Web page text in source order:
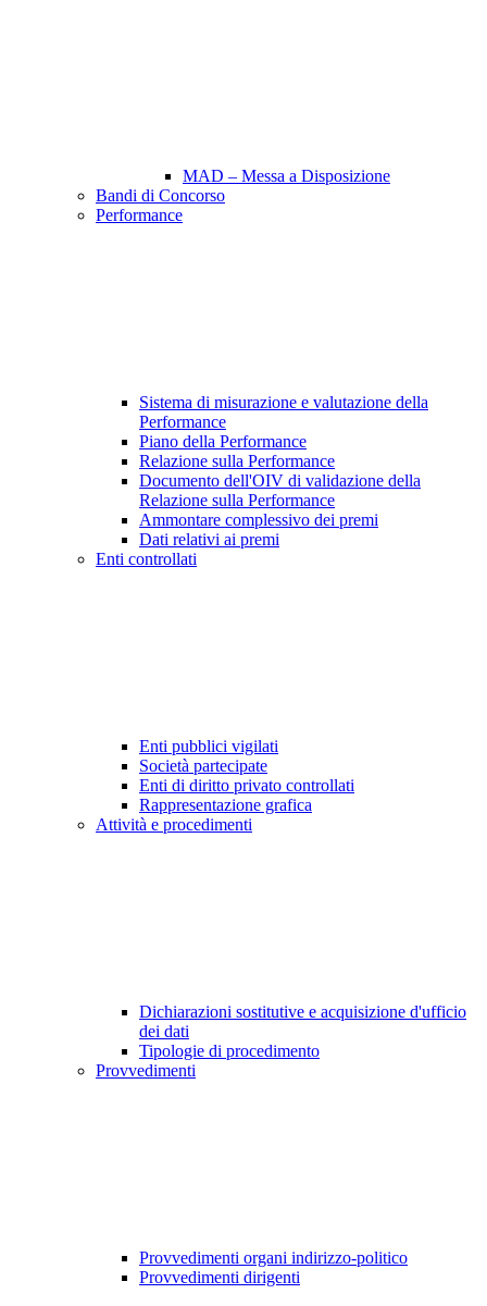
MAD – Messa a Disposizione
Bandi di Concorso
Performance
Sistema di misurazione e valutazione della
Performance
Piano della Performance
Relazione sulla Performance
Documento dell'OIV di validazione della
Relazione sulla Performance
Ammontare complessivo dei premi
Dati relativi ai premi
Enti controllati
Enti pubblici vigilati
Società partecipate
Enti di diritto privato controllati
Rappresentazione grafica
Attività e procedimenti
Dichiarazioni sostitutive e acquisizione d'ufficio
dei dati
Tipologie di procedimento
Provvedimenti
Provvedimenti organi indirizzo-politico
Provvedimenti dirigenti